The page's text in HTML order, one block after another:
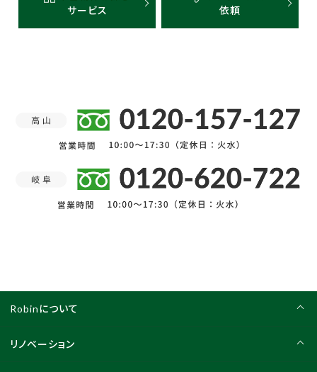
サービス
依頼
Robinについて
リノベーション